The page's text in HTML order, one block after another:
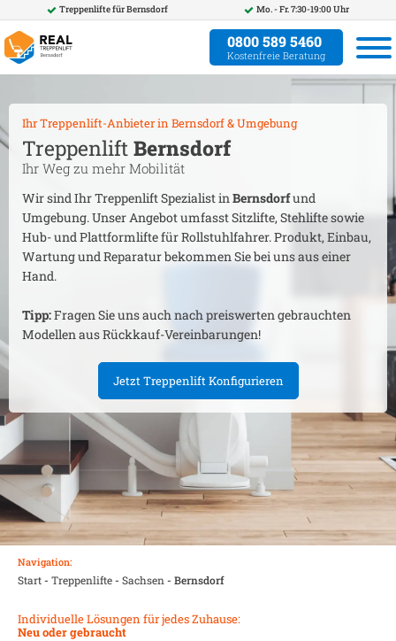
Treppenlifte fürBernsdorf Mo. - Fr. 7:30-19:00 Uhr
0800 589 5460
Kostenfreie Beratung
Ihr Treppenlift-Anbieter in Bernsdorf& Umgebung
Treppenlift Bernsdorf
Ihr Weg zu mehr Mobilität
Wir sind Ihr Treppenlift Spezialist inBernsdorfund
Umgebung. Unser Angebot umfasst Sitzlifte, Stehlifte sowie
Hub- und Plattformlifte für Rollstuhlfahrer. Produkt, Einbau,
Wartung und Reparatur bekommen Sie bei uns aus einer
Hand.
Tipp:Fragen Sie uns auch nach preiswerten gebrauchten
Modellen aus Rückkauf-Vereinbarungen!
Jetzt Treppenlift Konfigurieren
Navigation:
Start- Treppenlifte- Sachsen - Bernsdorf
Individuelle Lösungen für jedes Zuhause:
Neu oder gebraucht